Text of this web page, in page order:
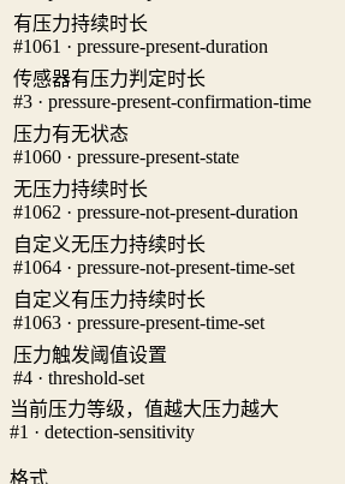
有压力持续时长
#1061 · pressure-present-duration
传感器有压力判定时长
#3 · pressure-present-confirmation-time
压力有无状态
#1060 · pressure-present-state
无压力持续时长
#1062 · pressure-not-present-duration
自定义无压力持续时长
#1064 · pressure-not-present-time-set
自定义有压力持续时长
#1063 · pressure-present-time-set
压力触发阈值设置
#4 · threshold-set
当前压力等级，值越大压力越大
#1 · detection-sensitivity
格式